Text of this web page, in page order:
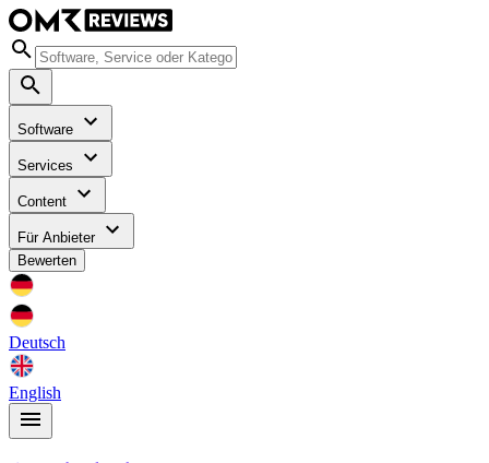
Software
Services
Content
Für Anbieter
Bewerten
Deutsch
English